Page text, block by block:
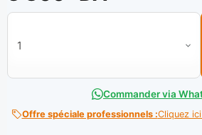
quantité de Costume de travail (XL) **
Commander via
Offre spéciale professionnels :Cliquez